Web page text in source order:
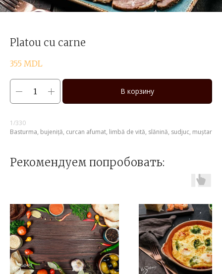
Platou cu carne
355 MDL
В корзину
1/330
Basturma, bujeniță, curcan afumat, limbă de vită, slănină, sudjuc, muștar
Рекомендуем попробовать: